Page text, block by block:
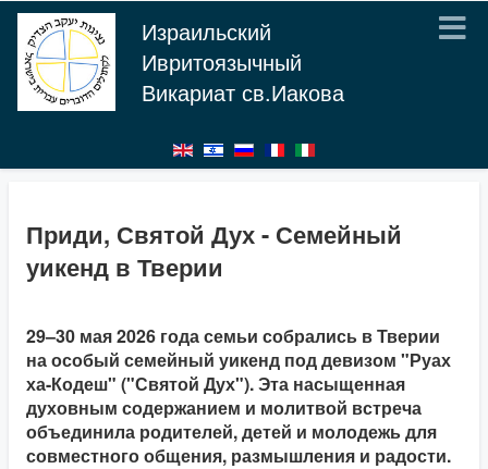
Израильский
Ивритоязычный
Викариат св.Иакова
Приди, Святой Дух - Семейный
уикенд в Тверии
29–30 мая 2026 года семьи собрались в Тверии
на особый семейный уикенд под девизом "Руах
ха-Кодеш" ("Святой Дух"). Эта насыщенная
духовным содержанием и молитвой встреча
объединила родителей, детей и молодежь для
совместного общения, размышления и радости.